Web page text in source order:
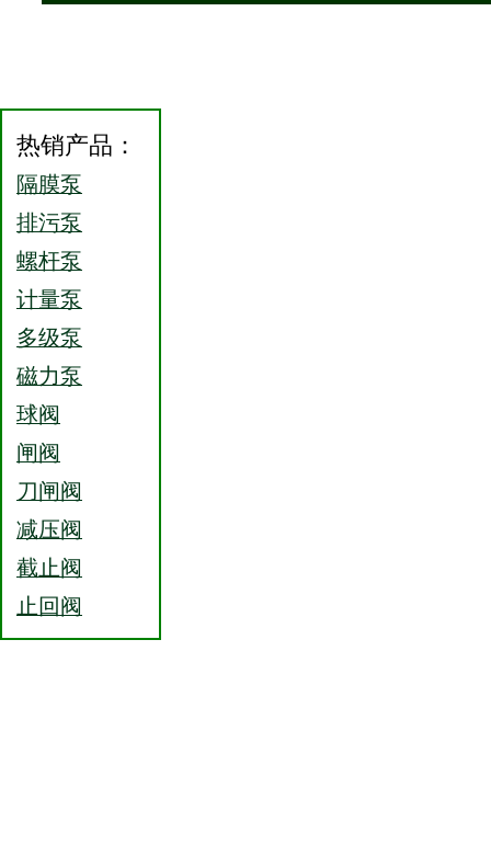
热销产品：
隔膜泵
排污泵
螺杆泵
计量泵
多级泵
磁力泵
球阀
闸阀
刀闸阀
减压阀
截止阀
止回阀